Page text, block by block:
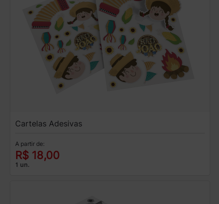
Cartelas Adesivas
A partir de:
R$ 18,00
1 un.